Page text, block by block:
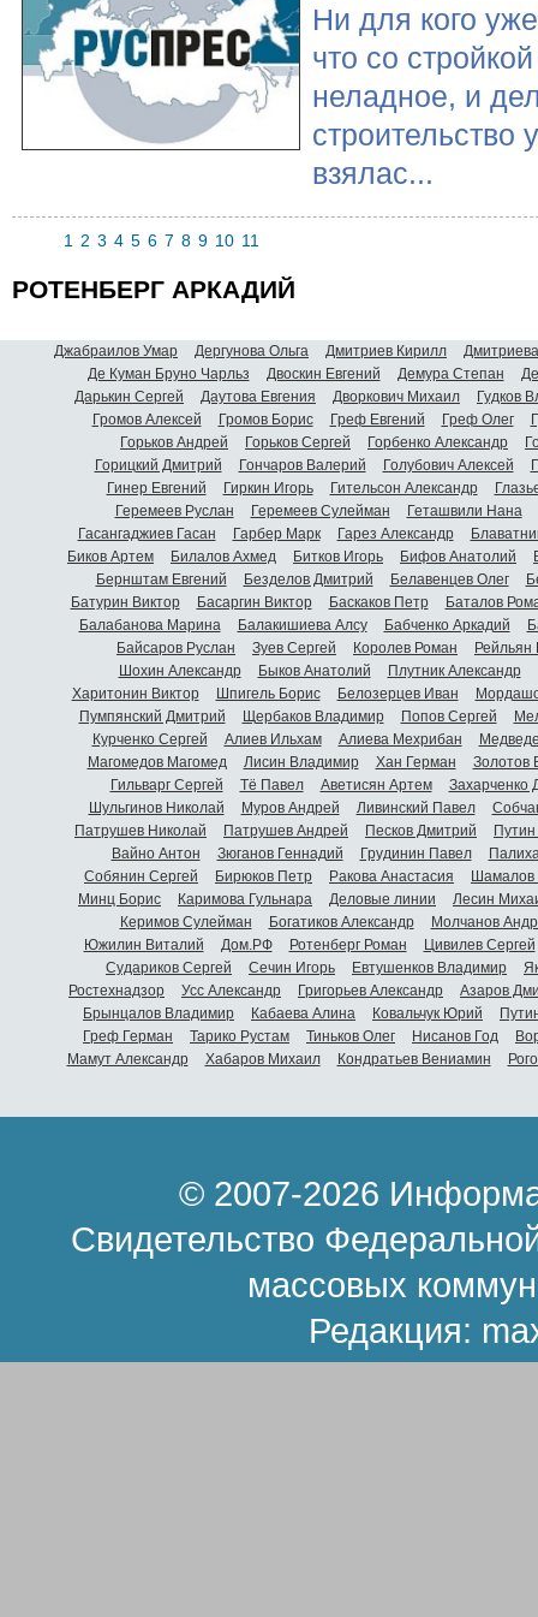
Ни для кого
что со
неладное, и
строительство
взялас...
1 2 3 4 5 6 7 8 9 10 11
РОТЕНБЕРГ АРКАДИЙ
Джабраилов Умар Дергунова Ольга Дмитриев Кирилл
Де Куман Бруно Чарльз
Двоскин Евгений Демура Степан
Дарькин Сергей
Даутова Евгения Дворкович Михаил
Гудков
Громов Алексей
Громов Борис Греф Евгений Греф Олег
Горьков Андрей
Горьков Сергей Горбенко Александр
Горицкий Дмитрий
Гончаров Валерий Голубович Алексей
Гинер Евгений
Гиркин Игорь Гительсон Александр
Геремеев Руслан
Геремеев Сулейман
Геташвили Нана
Гасангаджиев Гасан
Гарбер Марк Гарез Александр
Биков Артем
Билалов Ахмед Битков Игорь Бифов Анатолий
Бернштам Евгений
Безделов Дмитрий Белавенцев Олег
Батурин Виктор
Басаргин Виктор Баскаков Петр
Баталов
Балабанова Марина
Балакишиева Алсу Бабченко Аркадий
Байсаров Руслан
Зуев Сергей Королев Роман
Шохин Александр
Быков Анатолий Плутник Александр
Харитонин Виктор
Шпигель Борис Белозерцев Иван
Пумпянский Дмитрий
Щербаков Владимир Попов Сергей
Курченко Сергей
Алиев Ильхам Алиева Мехрибан
Магомедов Магомед
Лисин Владимир Хан Герман
Золотов
Гильварг Сергей
Тё Павел Аветисян Артем
Захарченко
Шульгинов Николай
Муров Андрей Ливинский Павел
Патрушев Николай
Патрушев Андрей Песков Дмитрий
Вайно Антон
Зюганов Геннадий Грудинин Павел
Собянин Сергей
Бирюков Петр Ракова Анастасия
Шамалов
Минц Борис
Каримова Гульнара Деловые линии
Лесин
Керимов Сулейман
Богатиков Александр
Молчанов
Южилин Виталий
Дом.РФ Ротенберг Роман
Цивилев Сергей
Судариков Сергей
Сечин Игорь Евтушенков Владимир
Ростехнадзор
Усс Александр Григорьев Александр
Азаров
Брынцалов Владимир
Кабаева Алина Ковальчук Юрий
Греф Герман
Тарико Рустам Тиньков Олег Нисанов Год
Мамут Александр
Хабаров Михаил Кондратьев Вениамин
© 2007-2026
Свидетельство
массовых
Редакция: